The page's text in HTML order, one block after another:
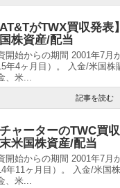
AT&TがTWX買収発表
株資産/配当
開始からの期間 2001年7月
年4ヶ月目）。 入金/米国
、米...
記事を読む
チャーターのTWC買
米国株資産/配当
開始からの期間 2001年7月
年11ヶ月目）。 入金/米国
、米...